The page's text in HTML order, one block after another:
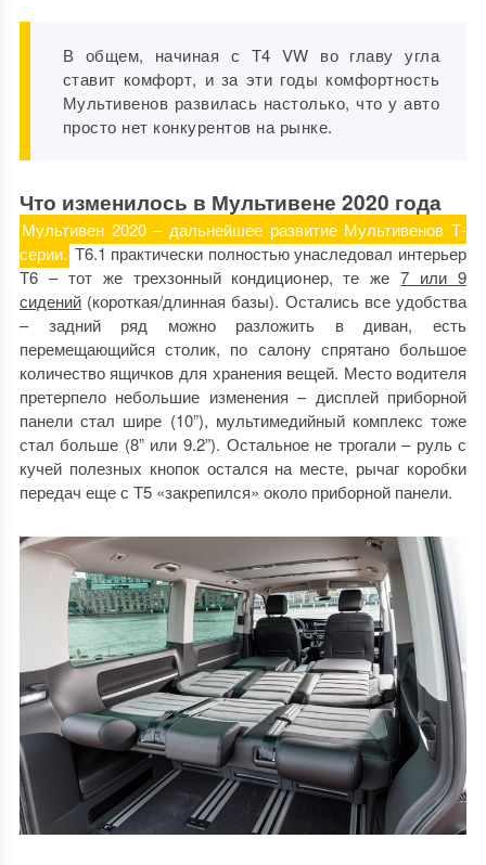
В общем, начиная с Т4 VW во главу угла
ставит комфорт, и за эти годы комфортность
Мультивенов развилась настолько, что у авто
просто нет конкурентов на рынке.
Что изменилось в Мультивене 2020 года
Мультивен 2020 – дальнейшее развитие Мультивенов Т-
серии. Т6.1 практически полностью унаследовал интерьер
Т6 – тот же трехзонный кондиционер, те же7 или 9
сидений(короткая/длинная базы). Остались все удобства
– задний ряд можно разложить в диван, есть
перемещающийся столик, по салону спрятано большое
количество ящичков для хранения вещей. Место водителя
претерпело небольшие изменения – дисплей приборной
панели стал шире (10”), мультимедийный комплекс тоже
стал больше (8” или 9.2”). Остальное не трогали – руль с
кучей полезных кнопок остался на месте, рычаг коробки
передач еще с Т5 «закрепился» около приборной панели.